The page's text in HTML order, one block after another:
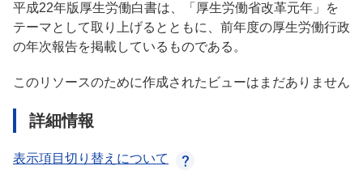
平成22年版厚生労働白書は、「厚生労働省改革元年」を
テーマとして取り上げるとともに、前年度の厚生労働行政
の年次報告を掲載しているものである。
このリソースのために作成されたビューはまだありません
詳細情報
表示項目切り替えについて